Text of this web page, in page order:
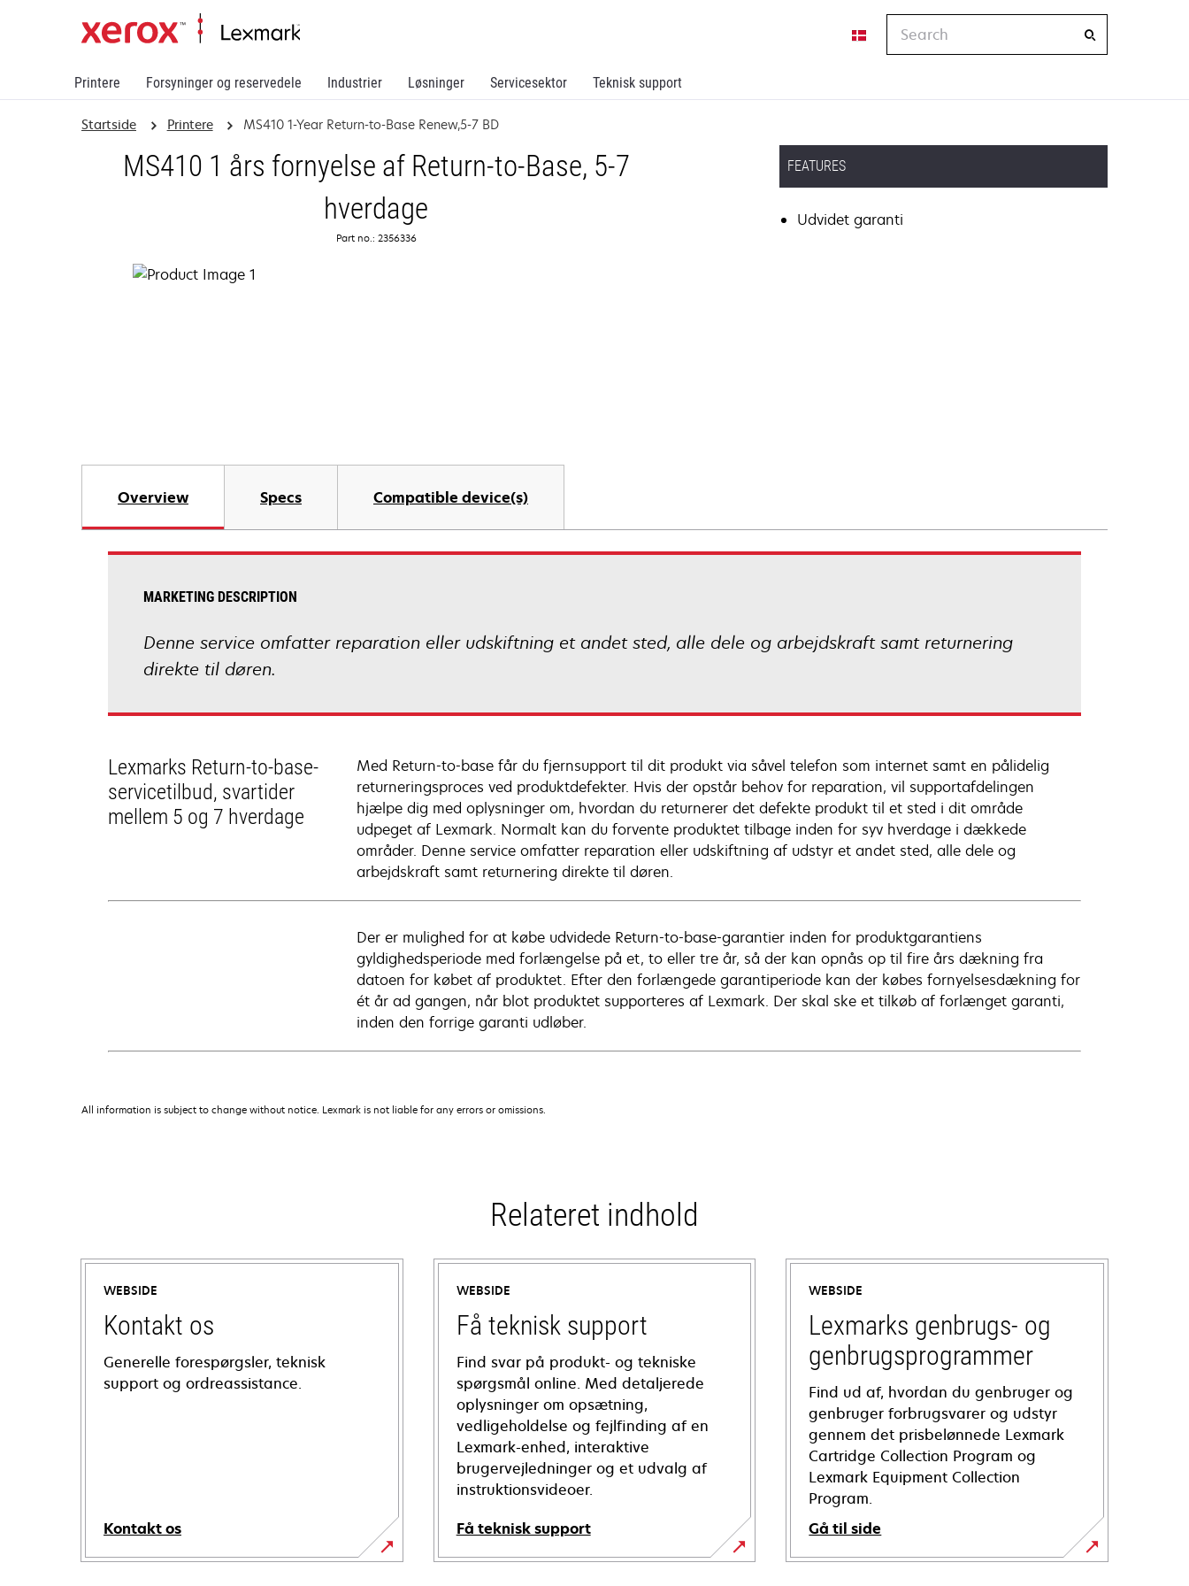
Printere Forsyninger og reservedele Industrier Løsninger Servicesektor Teknisk support
Startside Printere MS410 1-Year Return-to-Base Renew,5-7 BD
MS410 1 års fornyelse af Return-to-Base, 5-7
hverdage
Part no.: 2356336
FEATURES
Udvidet garanti
Overview Specs Compatible device(s)
MARKETING DESCRIPTION
Denne service omfatter reparation eller udskiftning et andet sted, alle dele og arbejdskraft samt returnering
direkte til døren.
Lexmarks Return-to-base-
servicetilbud, svartider
mellem 5 og 7 hverdage
Med Return-to-base får du fjernsupport til dit produkt via såvel telefon som internet samt en pålidelig
returneringsproces ved produktdefekter. Hvis der opstår behov for reparation, vil supportafdelingen
hjælpe dig med oplysninger om, hvordan du returnerer det defekte produkt til et sted i dit område
udpeget af Lexmark. Normalt kan du forvente produktet tilbage inden for syv hverdage i dækkede
områder. Denne service omfatter reparation eller udskiftning af udstyr et andet sted, alle dele og
arbejdskraft samt returnering direkte til døren.
Der er mulighed for at købe udvidede Return-to-base-garantier inden for produktgarantiens
gyldighedsperiode med forlængelse på et, to eller tre år, så der kan opnås op til fire års dækning fra
datoen for købet af produktet. Efter den forlængede garantiperiode kan der købes fornyelsesdækning for
ét år ad gangen, når blot produktet supporteres af Lexmark. Der skal ske et tilkøb af forlænget garanti,
inden den forrige garanti udløber.
All information is subject to change without notice. Lexmark is not liable for any errors or omissions.
Relateret indhold
WEBSIDE
Kontakt os
Generelle forespørgsler, teknisk
support og ordreassistance.
Kontakt os
WEBSIDE
Få teknisk support
Find svar på produkt- og tekniske
spørgsmål online. Med detaljerede
oplysninger om opsætning,
vedligeholdelse og fejlfinding af en
Lexmark-enhed, interaktive
brugervejledninger og et udvalg af
instruktionsvideoer.
Få teknisk support
opens
WEBSIDE
Lexmarks genbrugs- og
genbrugsprogrammer
Find ud af, hvordan du genbruger og
genbruger forbrugsvarer og udstyr
gennem det prisbelønnede Lexmark
Cartridge Collection Program og
Lexmark Equipment Collection
Program.
Gå til side